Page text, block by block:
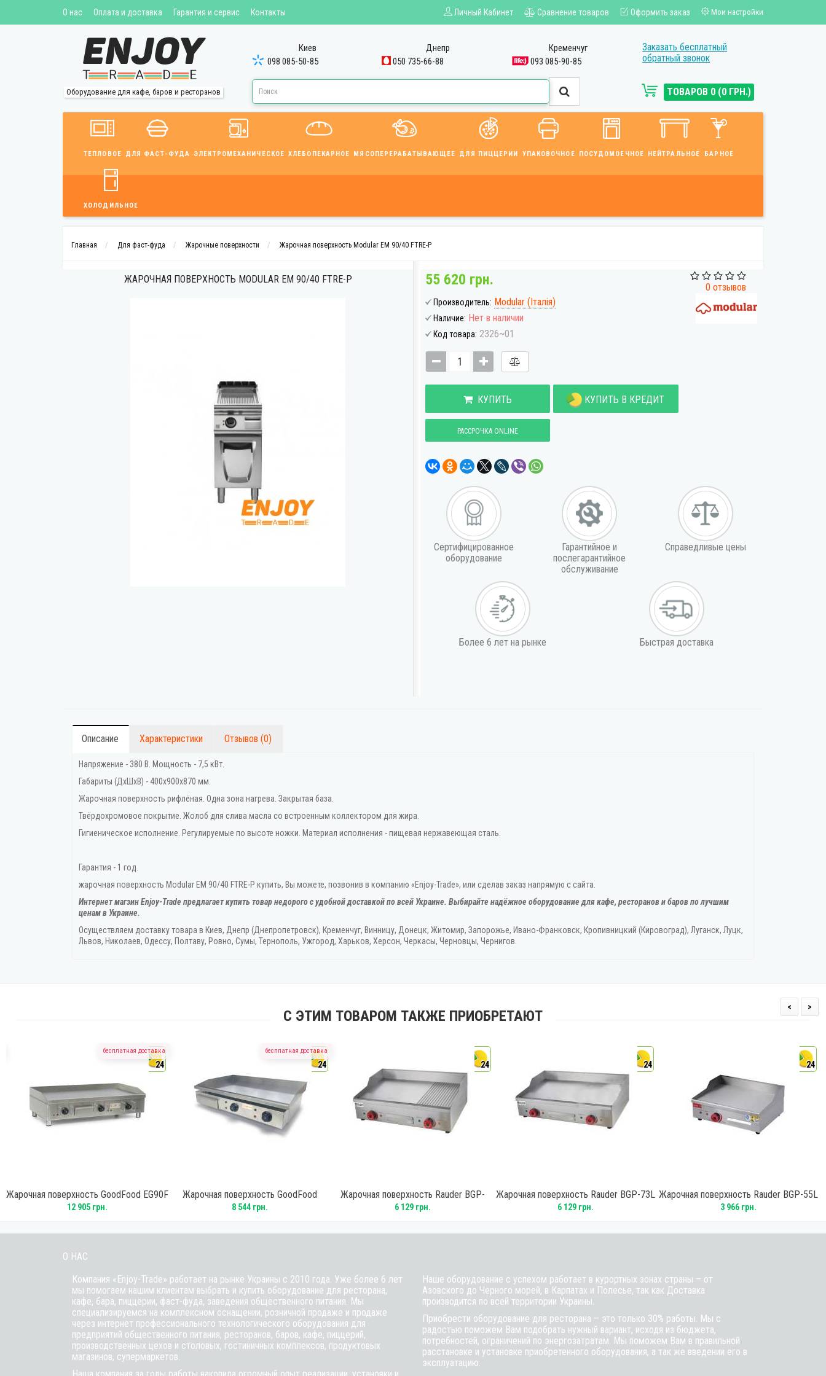
О нас Оплата и доставка Гарантия и сервис Контакты Личный Кабинет Сравнение товаров Оформить заказ Мои настройки
Оборудование для кафе, баров и ресторанов
Киев
098 085-50-85
Днепр
050 735-66-88
Кременчуг
093 085-90-85
Заказать бесплатный
обратный звонок
ТОВАРОВ 0 (0 ГРН.)
ТЕПЛОВОЕ ДЛЯ ФАСТ-ФУДА ЭЛЕКТРОМЕХАНИЧЕСКОЕ ХЛЕБОПЕКАРНОЕ МЯСОПЕРЕРАБАТЫВАЮЩЕЕ ДЛЯ ПИЦЦЕРИИ УПАКОВОЧНОЕ ПОСУДОМОЕЧНОЕ НЕЙТРАЛЬНОЕ БАРНОЕ
ХОЛОДИЛЬНОЕ
Главная Для фаст-фуда Жарочные поверхности Жарочная поверхность Modular EM 90/40 FTRE-P
ЖАРОЧНАЯ ПОВЕРХНОСТЬ MODULAR EM 90/40 FTRE-P
0 отзывов
55 620 грн.
Производитель: Modular (Італія)
Наличие: Нет в наличии
Код товара: 2326~01
КУПИТЬ КУПИТЬ В КРЕДИТ
РАССРОЧКА ONLINE
Сертифицированное
оборудование
Гарантийное и
послегарантийное
обслуживание
Справедливые цены
Более 6 лет на рынке Быстрая доставка
Описание Характеристики Отзывов (0)
Напряжение - 380 В. Мощность - 7,5 кВт.
Габариты (ДхШхВ) - 400x900x870 мм.
Жарочная поверхность рифлёная. Одна зона нагрева. Закрытая база.
Твёрдохромовое покрытие. Жолоб для слива масла со встроенным коллектором для жира.
Гигиеническое исполнение. Регулируемые по высоте ножки. Материал исполнения - пищевая нержавеющая сталь.
Гарантия - 1 год.
жарочная поверхность Modular EM 90/40 FTRE-P купить, Вы можете, позвонив в компанию «Enjoy-Trade», или сделав заказ напрямую с сайта.
Интернет магзин Enjoy-Trade предлагает купить товарнедорого с удобной доставкой по всей Украине. Выбирайте надёжное оборудование для кафе, ресторанов и баров по лучшим
ценам в Украине.
Осуществляем доставку товара в Киев, Днепр (Днепропетровск), Кременчуг, Винницу, Донецк‎, Житомир, Запорожье, Ивано-Франковск, Кропивницкий‎ (Кировоград), Луганск, Луцк,
Львов, Николаев, Одессу, Полтаву, Ровно, Сумы, Тернополь, Ужгород‎, Харьков, Херсон‎, Черкасы, Черновцы, Чернигов.
С ЭТИМ ТОВАРОМ ТАКЖЕ ПРИОБРЕТАЮТ
бесплатная доставка
24
Жарочная поверхность GoodFood EG90F
12 905 грн.
бесплатная доставка
24
Жарочная поверхность GoodFood
EG73FM хромированная
8 544 грн.
24
Жарочная поверхность Rauder BGP-
73LR
6 129 грн.
24
Жарочная поверхность Rauder BGP-73L
6 129 грн.
24
Жарочная поверхность Rauder BGP-55L
3 966 грн.
< >
О НАС
Компания «Enjoy-Trade» работает на рынке Украины с 2010 года. Уже более 6 лет
мы помогаем нашим клиентам выбрать и купить оборудование для ресторана,
кафе, бара, пиццерии, фаст-фуда, заведения общественного питания. Мы
специализируемся на комплексном оснащении, розничной продаже и продаже
через интернет профессионального технологического оборудования для
предприятий общественного питания, ресторанов, баров, кафе, пиццерий,
производственных цехов и столовых, гостиничных комплексов, продуктовых
магазинов, супермаркетов.
Наше оборудование с успехом работает в курортных зонах страны – от
Азовского до Черного морей, в Карпатах и Полесье, так как Доставка
производится по всей территории Украины.
Приобрести оборудование для ресторана – это только 30% работы. Мы с
радостью поможем Вам подобрать нужный вариант, исходя из бюджета,
потребностей, ограничений по энергозатратам. Мы поможем Вам в правильной
расстановке и установке приобретенного оборудования, а так же введении его в
эксплуатацию.